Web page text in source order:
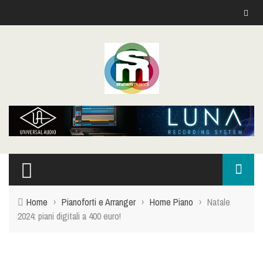
Home › Pianoforti e Arranger › Home Piano › Natale
2024: piani digitali a 400 euro!